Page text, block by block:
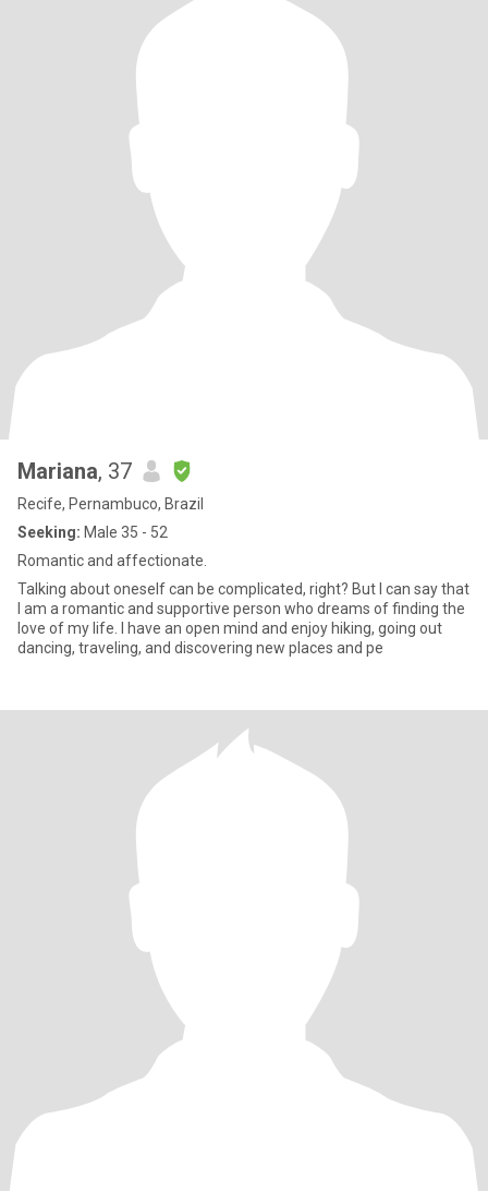
Mariana, 37
Recife, Pernambuco, Brazil
Seeking: Male 35 - 52
Romantic and affectionate.
Talking about oneself can be complicated, right? But I can say that
I am a romantic and supportive person who dreams of finding the
love of my life. I have an open mind and enjoy hiking, going out
dancing, traveling, and discovering new places and pe